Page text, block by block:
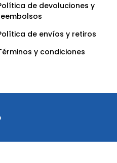
de devoluciones y
de envíos y retiros
y condiciones